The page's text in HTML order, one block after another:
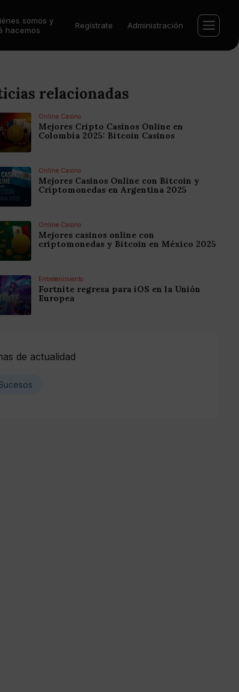
somos y
hacemos
Regístrate Administración
relacionadas
Online Casino
Mejores Cripto Casinos Online en
Colombia 2025: Bitcoin Casinos
Online Casino
Mejores Casinos Online con Bitcoin y
Criptomonedas en Argentina 2025
Online Casino
Mejores casinos online con
criptomonedas y Bitcoin en México 2025
Entretenimiento
Fortnite regresa para iOS en la Unión
Europea
de actualidad